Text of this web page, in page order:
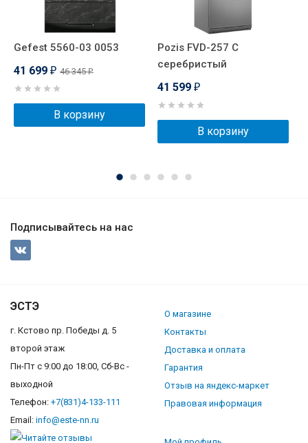
Gefest 5560-03 0053
41 699 ₽ 46 345₽
В корзину
Pozis FVD-257 C
серебристый
41 599 ₽
В корзину
Подписывайтесь на нас
ЭСТЭ
г. Кстово пр. Победы д. 5
второй этаж
Пн-Пт с 9:00 до 18:00, Сб-Вс -
выходной
Телефон: +7(831)4-133-111
Email: info@este-nn.ru
О магазине
Контакты
Доставка и оплата
Гарантия
Отзыв на яндекс-маркет
Правовая информация